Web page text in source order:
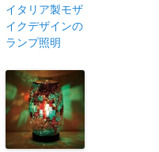
イタリア製モザ
イクデザインの
ランプ照明